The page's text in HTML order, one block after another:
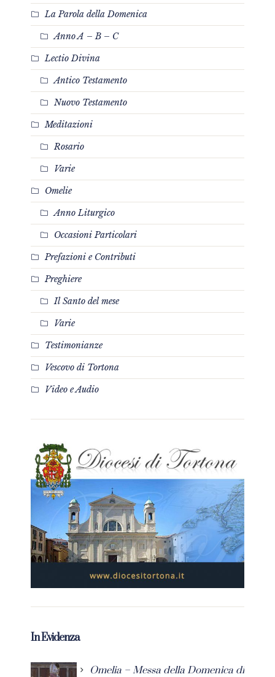
La Parola della Domenica
Anno A – B – C
Lectio Divina
Antico Testamento
Nuovo Testamento
Meditazioni
Rosario
Varie
Omelie
Anno Liturgico
Occasioni Particolari
Prefazioni e Contributi
Preghiere
Il Santo del mese
Varie
Testimonianze
Vescovo di Tortona
Video e Audio
In Evidenza
Omelia – Messa della Domenica di